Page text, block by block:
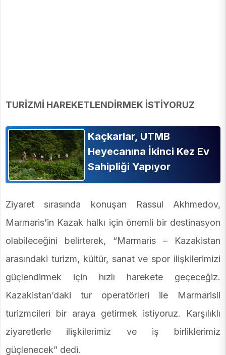
TURİZMİ HAREKETLENDİRMEK İSTİYORUZ
Kaçkarlar, UTMB
Heyecanına İkinci Kez Ev
Sahipliği Yapıyor
Ziyaret sırasında konuşan Rassul Akhmedov,
Marmaris’in Kazak halkı için önemli bir destinasyon
olabileceğini belirterek, “Marmaris – Kazakistan
arasındaki turizm, kültür, sanat ve spor ilişkilerimizi
güçlendirmek için hızlı harekete geçeceğiz.
Kazakistan’daki tur operatörleri ile Marmarisli
turizmcileri bir araya getirmek istiyoruz. Karşılıklı
ziyaretlerle ilişkilerimiz ve iş birliklerimiz
güçlenecek” dedi.